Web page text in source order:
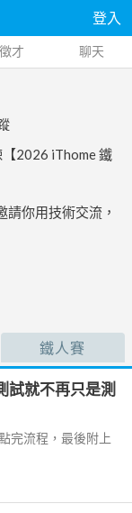
登入
徵才 聊天
2026 iThome 鐵
你用技術交流，
鐵人賽
試就不再只是測
完流程，最後附上